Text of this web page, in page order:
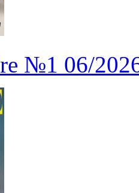
№1 06/